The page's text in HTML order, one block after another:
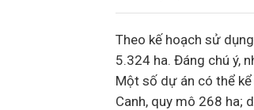
Theo kế hoạch sử
5.324 ha. Đáng chú ý,
Một số dự án có thể
Canh, quy mô 268 ha;